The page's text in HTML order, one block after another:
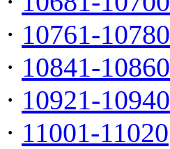
· 10761-10780
· 10841-10860
· 10921-10940
· 11001-11020